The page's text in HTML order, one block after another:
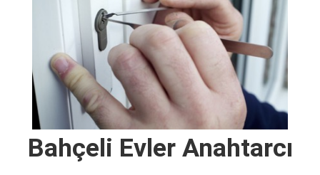
Bahçeli Evler Anahtarcı